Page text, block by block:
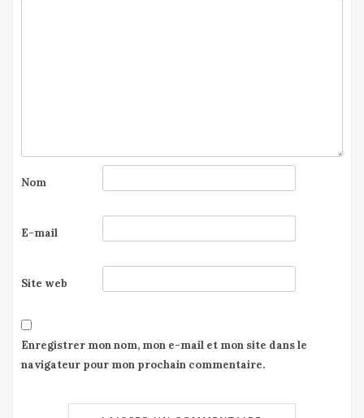
Nom
E-mail
Site web
Enregistrer mon nom, mon e-mail et mon site dans le
navigateur pour mon prochain commentaire.